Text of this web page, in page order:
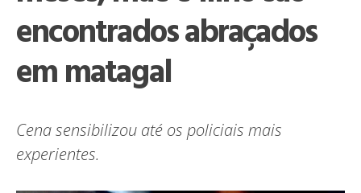
encontrados abraçados
em matagal
Cena sensibilizou até os policiais mais
experientes.